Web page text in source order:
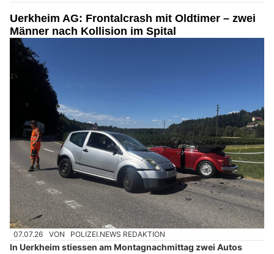
Uerkheim AG: Frontalcrash mit Oldtimer – zwei
Männer nach Kollision im Spital
07.07.26 VON POLIZEI.NEWS REDAKTION
In Uerkheim stiessen am Montagnachmittag zwei Autos